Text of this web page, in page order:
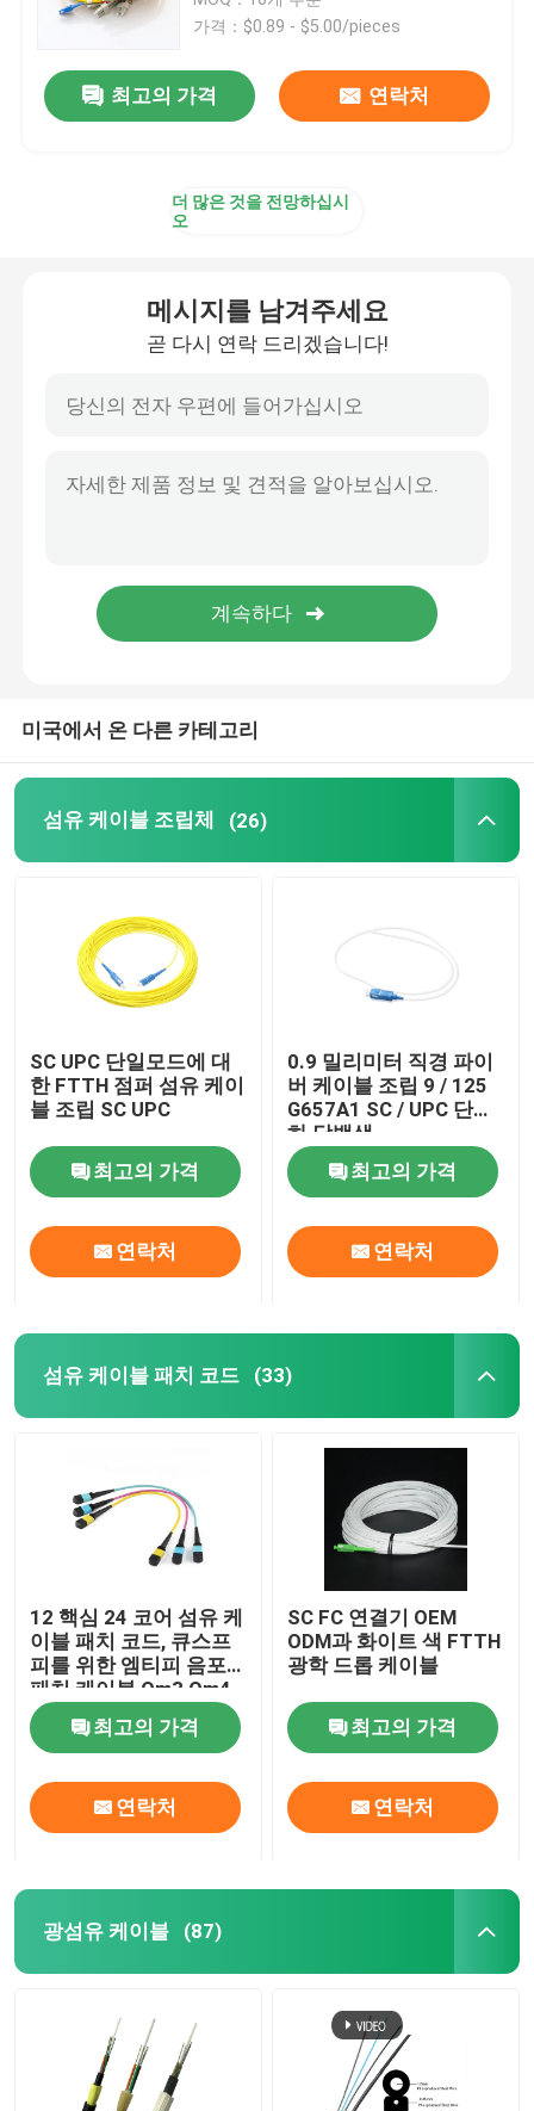
MPO 플러그반
광 섬유 스플라이스 클로우져
광섬유 미디어 컨버터
이더넷 패치 케이블
섬유 시험 장비
가격：$0.89 - $5.00/pieces
최고의 가격 연락처
더 많은 것을 전망하십시
오
메시지를 남겨주세요
곧 다시 연락 드리겠습니다!
미국에서 온 다른 카테고리
섬유 케이블 조립체 (26)
SC UPC 단일모드에 대
한 FTTH 점퍼 섬유 케이
블 조립 SC UPC
최고의 가격
연락처
0.9 밀리미터 직경 파이
버 케이블 조립 9 / 125
G657A1 SC / UPC 단순
하 닦백색
최고의 가격
연락처
섬유 케이블 패치 코드 (33)
12 핵심 24 코어 섬유 케
이블 패치 코드, 큐스프
피를 위한 엠티피 음포
패치 케이블 Om3 Om4
최고의 가격
연락처
SC FC 연결기 OEM
ODM과 화이트 색 FTTH
광학 드롭 케이블
최고의 가격
연락처
광섬유 케이블 (87)